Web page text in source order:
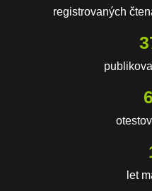
registrovaných
let